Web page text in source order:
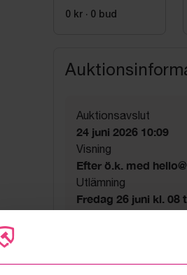
0 kr · 0 bud
Auktionsavslut
24 juni 2026 10:09
Visning
Efter ö.k. med
Utlämning
Fredag 26 juni kl. 08
Not allowed